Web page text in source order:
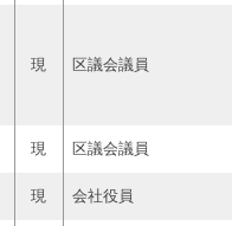
現 区議会議員
現 区議会議員
現 会社役員